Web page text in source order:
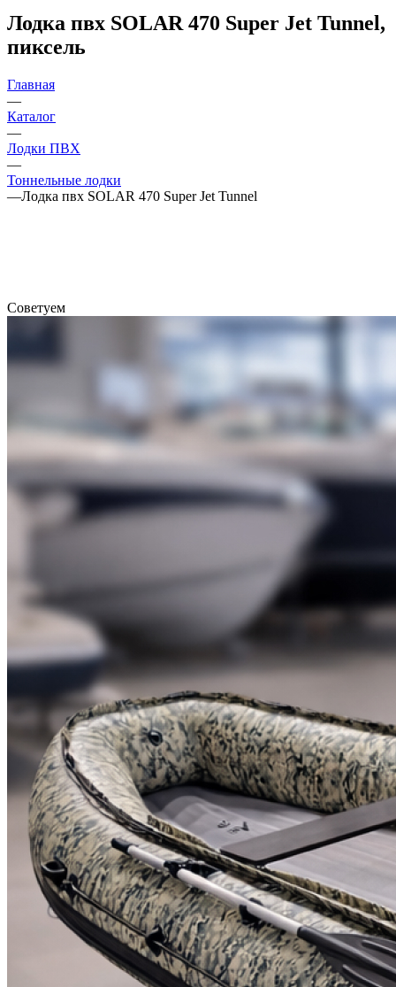
Лодка пвх SOLAR 470 Super Jet Tunnel,
пиксель
Главная
—
Каталог
—
Лодки ПВХ
—
Тоннельные лодки
—Лодка пвх SOLAR 470 Super Jet Tunnel
Советуем